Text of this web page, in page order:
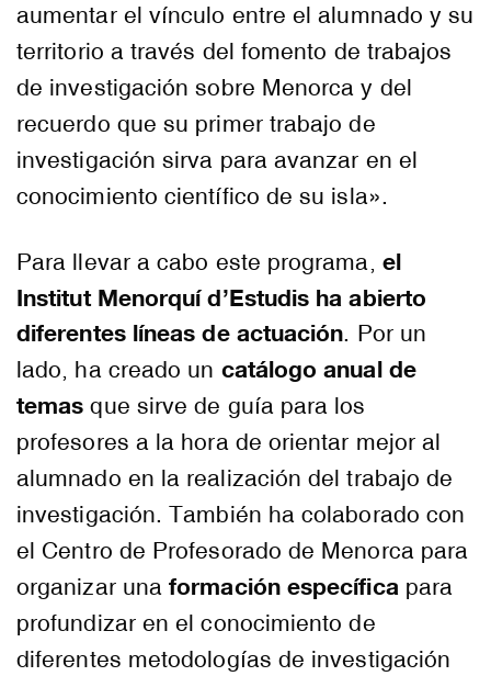
aumentar el vínculo entre el alumnado y su
territorio a través del fomento de trabajos
de investigación sobre Menorca y del
recuerdo que su primer trabajo de
investigación sirva para avanzar en el
conocimiento científico de su isla».
Para llevar a cabo este programa, el
Institut Menorquí d’Estudis ha abierto
diferentes líneas de actuación. Por un
lado, ha creado un catálogo anual de
temas que sirve de guía para los
profesores a la hora de orientar mejor al
alumnado en la realización del trabajo de
investigación. También ha colaborado con
el Centro de Profesorado de Menorca para
organizar unaformación específica para
profundizar en el conocimiento de
diferentes metodologías de investigación